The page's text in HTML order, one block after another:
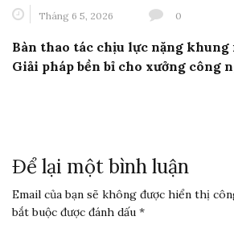
Tháng 6 5, 2026 0
Bàn thao tác chịu lực nặng
Giải pháp bền bỉ cho xưởng công
Để lại một bình luận
Email của bạn sẽ không được hiển thị
bắt buộc được đánh dấu *